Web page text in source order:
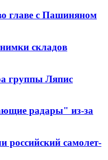
главе с Пашиняном
складов
группы Ляпис
радары" из-за
российский самолет-